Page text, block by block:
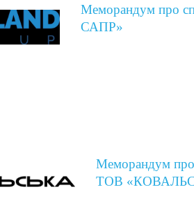
Меморандум про
САПР»
Меморандум про
ТОВ